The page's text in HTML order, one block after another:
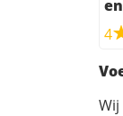
4